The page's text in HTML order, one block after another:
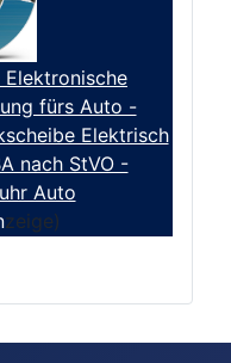
Elektronische
fürs Auto -
Elektrisch
nach StVO -
Auto
zeige)